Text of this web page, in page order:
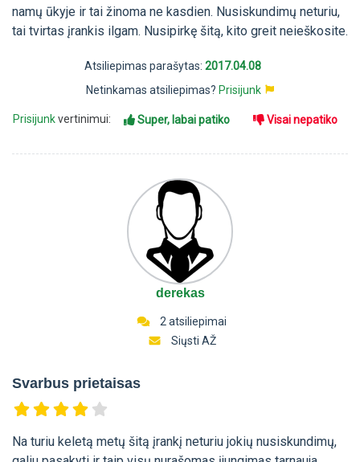
namų ūkyje ir tai žinoma ne kasdien. Nusiskundimų neturiu,
tai tvirtas įrankis ilgam. Nusipirkę šitą, kito greit neieškosite.
Atsiliepimas parašytas: 2017.04.08
Netinkamas atsiliepimas? Prisijunk
Prisijunkvertinimui: Super, labai patiko Visai nepatiko
derekas
2 atsiliepimai
Siųsti AŽ
Svarbus prietaisas
Na turiu keletą metų šitą įrankį neturiu jokių nusiskundimų,